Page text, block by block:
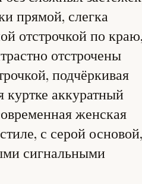
прямой, слегка
отстрочкой по краю,
отстрочены
подчёркивая
куртке аккуратный
женская
с серой основой,
сигнальными